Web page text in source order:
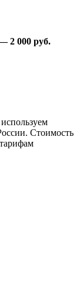
2 000 руб.
Стоимость